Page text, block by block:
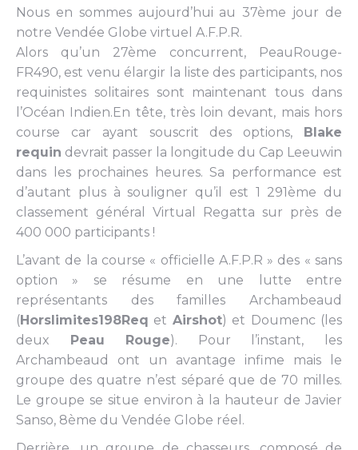
Nous en sommes aujourd’hui au 37ème jour de
notre Vendée Globe virtuel A.F.P.R.
Alors qu’un 27ème concurrent, PeauRouge-
FR490, est venu élargir la liste des participants, nos
requinistes solitaires sont maintenant tous dans
l’Océan Indien.En tête, très loin devant, mais hors
course car ayant souscrit des options, Blake
requin devrait passer la longitude du Cap Leeuwin
dans les prochaines heures. Sa performance est
d’autant plus à souligner qu’il est 1 291ème du
classement général Virtual Regatta sur près de
400 000 participants !
L’avant de la course « officielle A.F.P.R » des « sans
option » se résume en une lutte entre
représentants des familles Archambeaud
(Horslimites198Req et Airshot) et Doumenc (les
deux Peau Rouge). Pour l’instant, les
Archambeaud ont un avantage infime mais le
groupe des quatre n’est séparé que de 70 milles.
Le groupe se situe environ à la hauteur de Javier
Sanso, 8ème du Vendée Globe réel.